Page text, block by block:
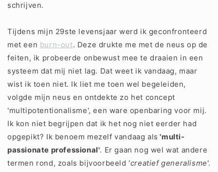
schrijven.
Tijdens mijn 29ste levensjaar werd ik geconfronteerd
met een burn-out. Deze drukte me met de neus op de
feiten, ik probeerde onbewust mee te draaien in een
systeem dat mij niet lag. Dat weet ik vandaag, maar
wist ik toen niet. Ik liet me toen wel begeleiden,
volgde mijn neus en ontdekte zo het concept
'multipotentionalisme', een ware openbaring voor mij.
Ik kon niet begrijpen dat ik het nog niet eerder had
opgepikt? Ik benoem mezelf vandaag als 'multi-
passionate professional'. Er gaan nog wel wat andere
termen rond, zoals bijvoorbeeld 'creatief generalisme'.